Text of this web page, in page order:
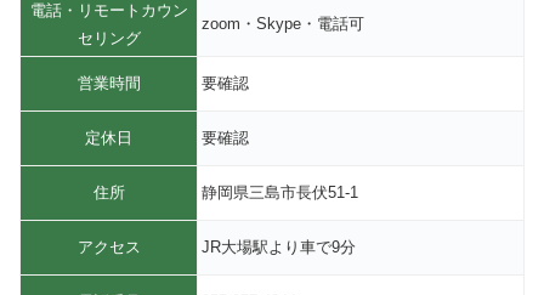
電話・リモートカウン
セリング
zoom・Skype・電話可
営業時間 要確認
定休日 要確認
住所 静岡県三島市長伏51-1
アクセス JR大場駅より車で9分